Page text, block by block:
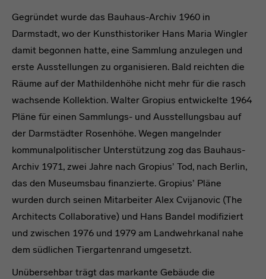
Gegründet wurde das Bauhaus-Archiv 1960 in
Darmstadt, wo der Kunsthistoriker Hans Maria Wingler
damit begonnen hatte, eine Sammlung anzulegen und
erste Ausstellungen zu organisieren. Bald reichten die
Räume auf der Mathildenhöhe nicht mehr für die rasch
wachsende Kollektion. Walter Gropius entwickelte 1964
Pläne für einen Sammlungs- und Ausstellungsbau auf
der Darmstädter Rosenhöhe. Wegen mangelnder
kommunalpolitischer Unterstützung zog das Bauhaus-
Archiv 1971, zwei Jahre nach Gropius’ Tod, nach Berlin,
das den Museumsbau finanzierte. Gropius’ Pläne
wurden durch seinen Mitarbeiter Alex Cvijanovic (The
Architects Collaborative) und Hans Bandel modifiziert
und zwischen 1976 und 1979 am Landwehrkanal nahe
dem südlichen Tiergartenrand umgesetzt.
Unübersehbar trägt das markante Gebäude die